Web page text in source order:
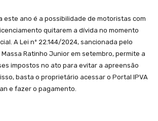
este ano é a possibilidade de motoristas com
quitarem a dívida no momento
A Lei nº 22.144/2024, sancionada pelo
Ratinho Junior em setembro, permite a
impostos no ato para evitar a apreensão
basta o proprietário acessar o Portal IPVA
e fazer o pagamento.